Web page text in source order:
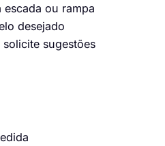
ou rampa
desejado
sugestões